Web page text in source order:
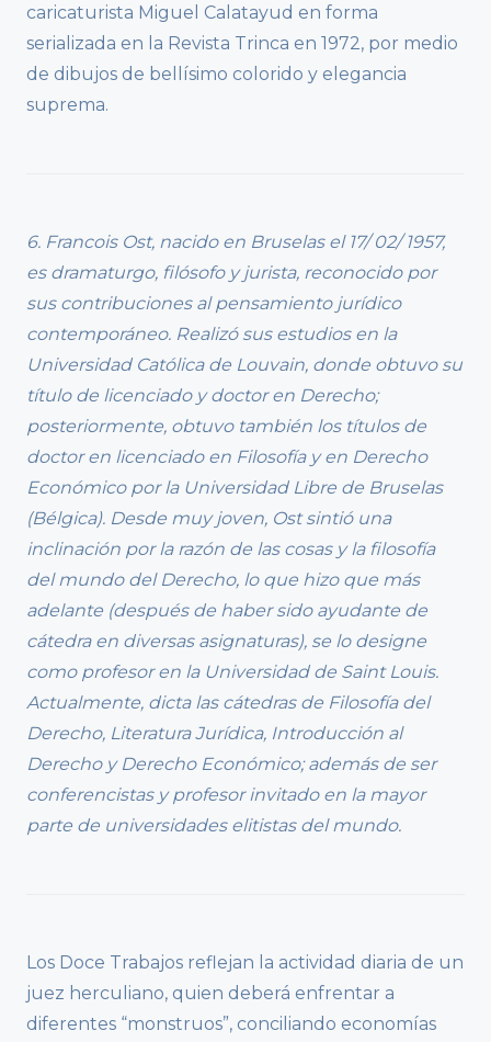
caricaturista Miguel Calatayud en forma
serializada en la Revista Trinca en 1972, por medio
de dibujos de bellísimo colorido y elegancia
suprema.
6. Francois Ost, nacido en Bruselas el 17/ 02/ 1957,
es dramaturgo, filósofo y jurista, reconocido por
sus contribuciones al pensamiento jurídico
contemporáneo. Realizó sus estudios en la
Universidad Católica de Louvain, donde obtuvo su
título de licenciado y doctor en Derecho;
posteriormente, obtuvo también los títulos de
doctor en licenciado en Filosofía y en Derecho
Económico por la Universidad Libre de Bruselas
(Bélgica). Desde muy joven, Ost sintió una
inclinación por la razón de las cosas y la filosofía
del mundo del Derecho, lo que hizo que más
adelante (después de haber sido ayudante de
cátedra en diversas asignaturas), se lo designe
como profesor en la Universidad de Saint Louis.
Actualmente, dicta las cátedras de Filosofía del
Derecho, Literatura Jurídica, Introducción al
Derecho y Derecho Económico; además de ser
conferencistas y profesor invitado en la mayor
parte de universidades elitistas del mundo.
Los Doce Trabajos reflejan la actividad diaria de un
juez herculiano, quien deberá enfrentar a
diferentes “monstruos”, conciliando economías